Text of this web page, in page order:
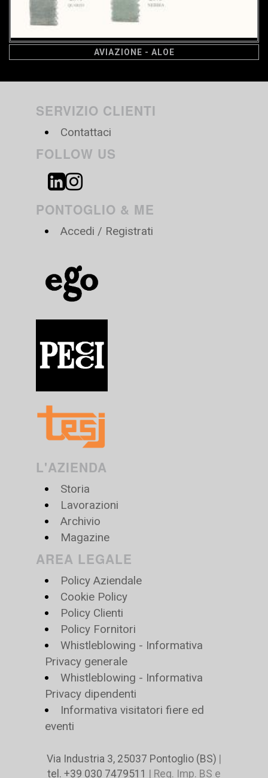
AVIAZIONE - ALOE
SERVIZIO CLIENTI
Contattaci
FOLLOW US
PONTOGLIO & ME
Accedi / Registrati
L'AZIENDA
Storia
Lavorazioni
Archivio
Magazine
AREA LEGALE
Policy Aziendale
Cookie Policy
Policy Clienti
Policy Fornitori
Whistleblowing - Informativa
Privacy generale
Whistleblowing - Informativa
Privacy dipendenti
Informativa visitatori fiere ed
eventi
Via Industria 3, 25037 Pontoglio (BS) |
tel. +39 030 7479511 | Reg. Imp. BS e